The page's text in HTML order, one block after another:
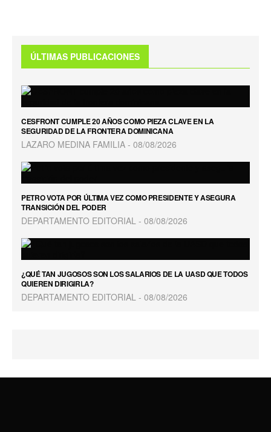
ÚLTIMAS PUBLICACIONES
CESFRONT CUMPLE 20 AÑOS COMO PIEZA CLAVE EN LA
SEGURIDAD DE LA FRONTERA DOMINICANA
LAZARO MEDINA FAMILIA 08/08/2026
PETRO VOTA POR ÚLTIMA VEZ COMO PRESIDENTE Y ASEGURA
TRANSICIÓN DEL PODER
DEPARTAMENTO EDITORIAL 08/08/2026
¿QUÉ TAN JUGOSOS SON LOS SALARIOS DE LA UASD QUE TODOS
QUIEREN DIRIGIRLA?
DEPARTAMENTO EDITORIAL 08/08/2026